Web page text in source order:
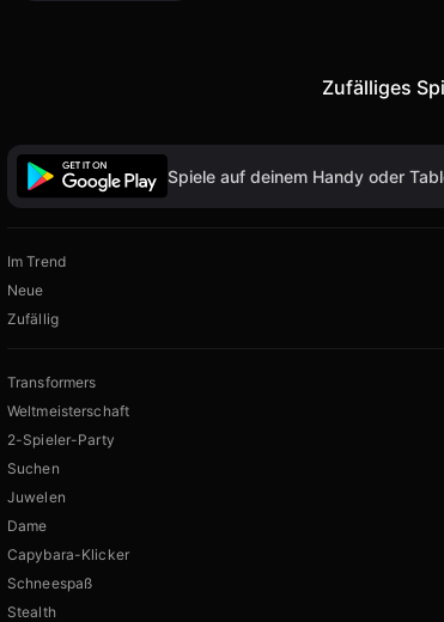
Zufälliges
Spiele auf deinem Handy oder
Im Trend
Neue
Zufällig
Transformers
Weltmeisterschaft
2-Spieler-Party
Suchen
Juwelen
Dame
Capybara-Klicker
Schneespaß
Stealth